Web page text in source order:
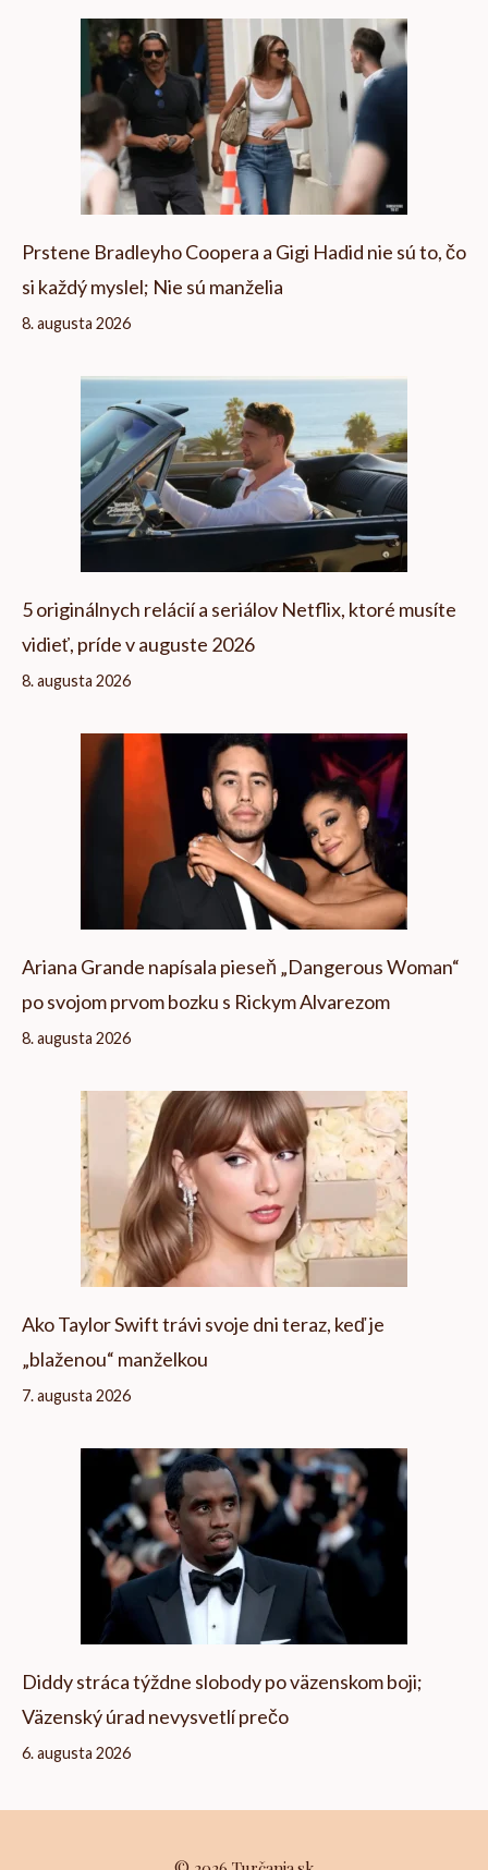
Prstene Bradleyho Coopera a Gigi Hadid nie sú to, čo
si každý myslel; Nie sú manželia
8. augusta 2026
5 originálnych relácií a seriálov Netflix, ktoré musíte
vidieť, príde v auguste 2026
8. augusta 2026
Ariana Grande napísala pieseň „Dangerous Woman“
po svojom prvom bozku s Rickym Alvarezom
8. augusta 2026
Ako Taylor Swift trávi svoje dni teraz, keď je
„blaženou“ manželkou
7. augusta 2026
Diddy stráca týždne slobody po väzenskom boji;
Väzenský úrad nevysvetlí prečo
6. augusta 2026